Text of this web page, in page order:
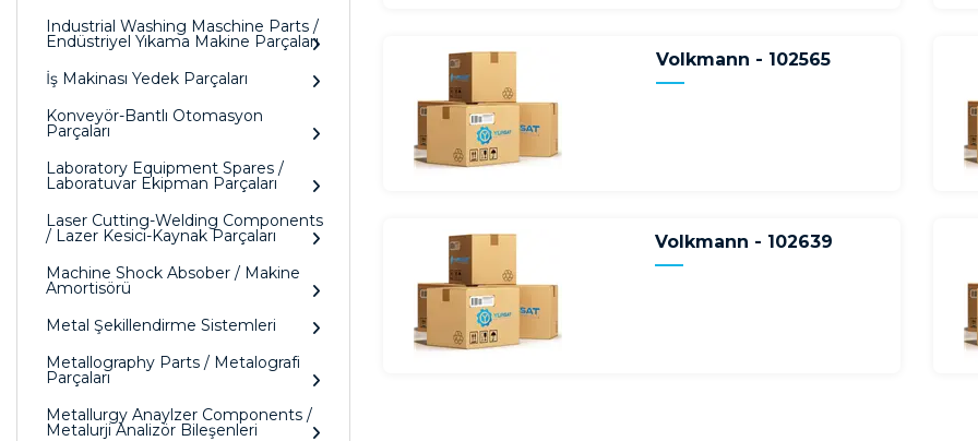
Industrial Washing Maschine Parts /
Endüstriyel Yıkama Makine Parçaları
İş Makinası Yedek Parçaları
Konveyör-Bantlı Otomasyon
Parçaları
Laboratory Equipment Spares /
Laboratuvar Ekipman Parçaları
Laser Cutting-Welding Components
/ Lazer Kesici-Kaynak Parçaları
Machine Shock Absober / Makine
Amortisörü
Metal Şekillendirme Sistemleri
Metallography Parts / Metalografi
Parçaları
Metallurgy Anaylzer Components /
Metalurji Analizör Bileşenleri
Volkmann - 102565
Volkmann - 102639